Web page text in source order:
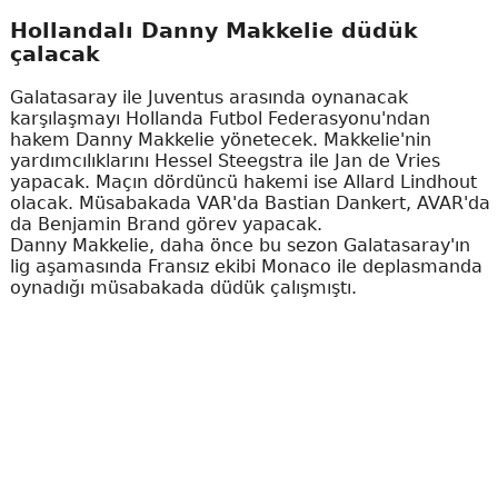
Hollandalı Danny Makkelie düdük
çalacak
Galatasaray ile Juventus arasında oynanacak
karşılaşmayı Hollanda Futbol Federasyonu'ndan
hakem Danny Makkelie yönetecek. Makkelie'nin
yardımcılıklarını Hessel Steegstra ile Jan de Vries
yapacak. Maçın dördüncü hakemi ise Allard Lindhout
olacak. Müsabakada VAR'da Bastian Dankert, AVAR'da
da Benjamin Brand görev yapacak.
Danny Makkelie, daha önce bu sezon Galatasaray'ın
lig aşamasında Fransız ekibi Monaco ile deplasmanda
oynadığı müsabakada düdük çalışmıştı.